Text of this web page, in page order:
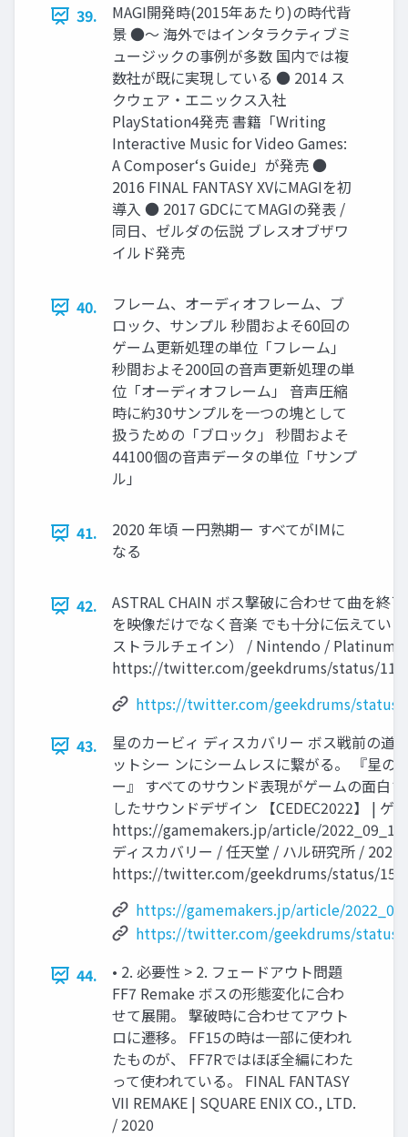
39.
MAGI開発時(2015年あたり)の時代背
景 ●〜 海外ではインタラクティブミ
ュージックの事例が多数 国内では複
数社が既に実現している ● 2014 ス
クウェア・エニックス⼊社
PlayStation4発売 書籍「Writing
Interactive Music for Video Games:
A Composerʻs Guide」が発売 ●
2016 FINAL FANTASY XVにMAGIを初
導⼊ ● 2017 GDCにてMAGIの発表 /
同⽇、ゼルダの伝説 ブレスオブザワ
イルド発売
40.
フレーム、オーディオフレーム、ブ
ロック、サンプル 秒間およそ60回の
ゲーム更新処理の単位「フレーム」
秒間およそ200回の⾳声更新処理の単
位「オーディオフレーム」 ⾳声圧縮
時に約30サンプルを⼀つの塊として
扱うための「ブロック」 秒間およそ
44100個の⾳声データの単位「サンプ
ル」
41.
2020 年頃 ー円熟期ー すべてがIMに
なる
42.
ASTRAL CHAIN ボス撃破に合わせて曲を終
を映像だけでなく⾳楽 でも⼗分に伝えてい
ストラルチェイン） / Nintendo /
https://twitter.com/geekdrums/status/
https://twitter.com/geekdrums/status/
43.
星のカービィ ディスカバリー ボス戦前の道
ットシー ンにシームレスに繋がる。 『星の
ー』 すべてのサウンド表現がゲームの⾯⽩
したサウンドデザイン 【CEDEC2022】 | ゲ
https://gamemakers.jp/article/
ディスカバリー / 任天堂 / ハル研究所 / 2022
https://twitter.com/geekdrums/status/
https://gamemakers.jp/article/
https://twitter.com/geekdrums/status/
44.
• 2. 必要性 > 2. フェードアウト問題
FF7 Remake ボスの形態変化に合わ
せて展開。 撃破時に合わせてアウト
ロに遷移。 FF15の時は⼀部に使われ
たものが、 FF7Rではほぼ全編にわた
って使われている。 FINAL FANTASY
VII REMAKE | SQUARE ENIX CO., LTD.
/ 2020